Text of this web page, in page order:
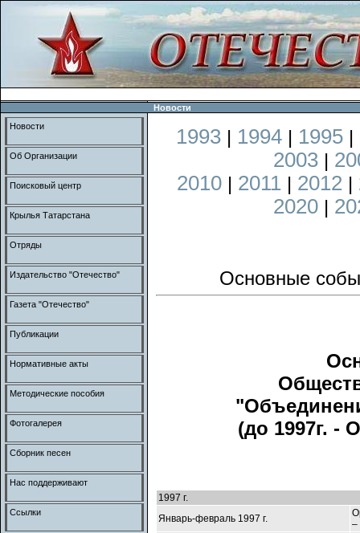
Новости
1993 | 1994 | 1995 |
2003 |
2010 | 2011 | 2012 |
2020 |
Основные
(до 1997г. -
1997 г.
Январь-февраль 1997 г.
–
Новости
Об Организации
Поисковый центр
Крылья Татарстана
Отряды
Издательство "Отечество"
Газета "Отечество"
Публикации
Нормативные акты
Методические пособия
Фотогалерея
Сборник песен
Нас поддерживают
Ссылки